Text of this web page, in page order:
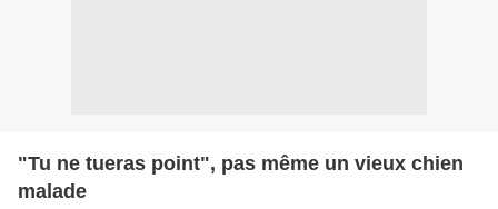
"Tu ne tueras point", pas même un vieux chien
malade